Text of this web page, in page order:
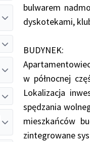
bulwarem
dyskotekami,
BUDYNEK:
w północnej
Lokalizacja
spędzania
mieszkańców
zintegrowane